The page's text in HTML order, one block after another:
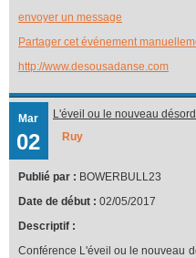
envoyer un message
Partager cet événement
http://www.desousadanse.com
Mar
02
L'éveil ou le nouveau
Ruy
Publié par : BOWERBULL23
Date de début : 02/05/2017
Descriptif :
Conférence L'éveil ou le nouveau